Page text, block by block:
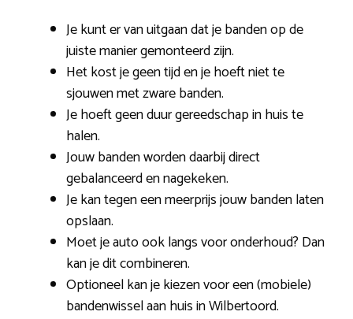
Je kunt er van uitgaan dat je banden op de
juiste manier gemonteerd zijn.
Het kost je geen tijd en je hoeft niet te
sjouwen met zware banden.
Je hoeft geen duur gereedschap in huis te
halen.
Jouw banden worden daarbij direct
gebalanceerd en nagekeken.
Je kan tegen een meerprijs jouw banden laten
opslaan.
Moet je auto ook langs voor onderhoud? Dan
kan je dit combineren.
Optioneel kan je kiezen voor een (mobiele)
bandenwissel aan huis in Wilbertoord.